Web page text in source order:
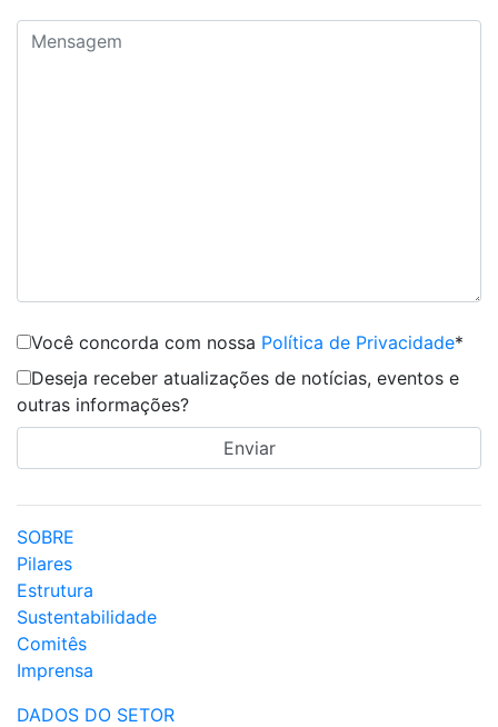
Você concorda com nossa Política de Privacidade*
Deseja receber atualizações de notícias, eventos e
outras informações?
SOBRE
Pilares
Estrutura
Sustentabilidade
Comitês
Imprensa
DADOS DO SETOR